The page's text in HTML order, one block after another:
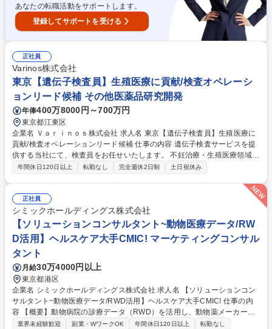
あなたの転職活動をサポートします。
登録してサポートを受ける
正社員
Varinos株式会社
東京【遺伝子検査員】生殖医療に貢献/検査オペレーシ
ョンリード候補 その他医薬品研究開発
年俸400万8000円～700万円
東京都江東区
企業名 Ｖａｒｉｎｏｓ株式会社 求人名 東京【遺伝子検査員】生殖医療に
貢献/検査オペレーションリード候補 仕事の内容 遺伝子検査サービスを提
供する当社にて、検査員をお任せいたします。 不妊治療・生殖医療領域に
おける検体の受領から前処理、実験（PCR等）、データ確認、品質管理に
の検査業務全般（検体前処理、核酸抽出、PCR関連のウェット作業中心）
■検体受領から厳格なデータ・記録の管理 ■ラポ全体の品質維持・精度管
理・異常時の原因分析と改善提案 ■R&D部門と連携した新規検査の立ち上
げや運用フロー構築 ■チーム内のスケジュール管理や業務分担。正確性と
再現性を追求し高品質な検査を安定的に実施します。 【業務内容の変更範
囲】当社の指定する業務 募集職種 東京【遺伝子検査員】生殖医療に貢献/
検査オペレーションリード候補
年間休日120日以上 転勤なし 完全週休2日制 土日祝休み
正社員
シミックホールディングス株式会社
【ソリューションコンサルタント~動物医療データ/RW
D活用】ヘルスケア大手CMIC! マーケティングコンサル
タント
月給30万4000円以上
東京都港区
企業名 シミックホールディングス株式会社 求人名 【ソリューションコン
サルタント~動物医療データ/RWD活用】ヘルスケア大手CMIC! 仕事の内
容 【概要】動物病院の診療データ（RWD）を活用し、動物薬メーカーや
ペットヘルスケア企業を顧客に課題解決策の企画・提案を担います。市場
業界未経験歓迎 副業・WワークOK 年間休日120日以上
転勤なし